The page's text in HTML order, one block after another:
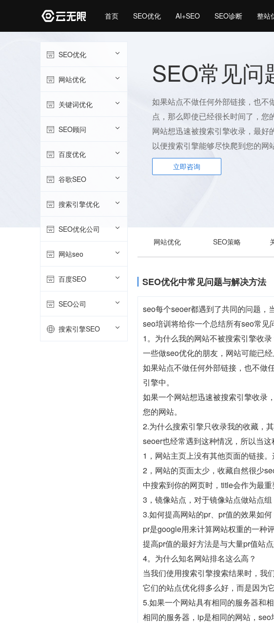
首页 SEO优化 AI+SEO SEO诊断 整站
SEO常见问
如果站点不做任何外部链接，也不
点，那么即使已经很长时间了，
网站想迅速被搜索引擎收录，最好
以便搜索引擎能够尽快爬到您的网
立即咨询
SEO优化
网站优化
关键词优化
SEO顾问
百度优化
谷歌SEO
搜索引擎优化
SEO优化公司
网站seo
百度SEO
SEO公司
搜索引擎SEO
网站优化 SEO策略
SEO优化中常见问题与解决方法
seo每个seoer都遇到了共同的问题，
seo培训将给你一个总结所有seo常见
1。为什么我的网站不被搜索引擎收录
一些做seo优化的朋友，网站可能已
如果站点不做任何外部链接，也不做
引擎中。
如果一个网站想迅速被搜索引擎收录
您的网站。
2.为什么搜索引擎只收录我的收藏，
seoer也经常遇到这种情况，所以当
1，网站主页上没有其他页面的链接
2，网站的页面太少，收藏自然很少
中搜索到你的网页时，title会作为最重
3，镜像站点，对于镜像站点做站点组
3.如何提高网站的pr、pr值的效果如何
pr是google用来计算网站权重的一种
提高pr值的最好方法是与大量pr值站
4。为什么知名网站排名这么高？
当我们使用搜索引擎搜索结果时，我
它们的站点优化得多么好，而是因为
5.如果一个网站具有相同的服务器和
相同的服务器，ip是相同的网站，